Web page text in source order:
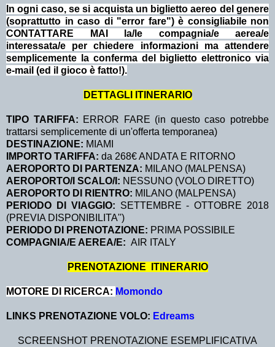
In ogni caso, se si acquista un biglietto aereo del genere
(soprattutto in caso di "error fare") è consigliabile non
CONTATTARE MAI la/le compagnia/e aerea/e
interessata/e per chiedere informazioni ma attendere
semplicemente la conferma del biglietto elettronico via
e-mail (ed il gioco è fatto!).
DETTAGLI ITINERARIO
TIPO TARIFFA: ERROR FARE (in questo caso potrebbe
trattarsi semplicemente di un'offerta temporanea)
DESTINAZIONE: MIAMI
IMPORTO TARIFFA: da 268€ ANDATA E RITORNO
AEROPORTO DI PARTENZA: MILANO (MALPENSA)
AEROPORTO/I SCALO/I: NESSUNO (VOLO DIRETTO)
AEROPORTO DI RIENTRO: MILANO (MALPENSA)
PERIODO DI VIAGGIO: SETTEMBRE - OTTOBRE 2018
(PREVIA DISPONIBILITA'')
PERIODO DI PRENOTAZIONE: PRIMA POSSIBILE
COMPAGNIA/E AEREA/E: AIR ITALY
PRENOTAZIONE ITINERARIO
MOTORE DI RICERCA: Momondo
LINKS PRENOTAZIONE VOLO: Edreams
SCREENSHOT PRENOTAZIONE ESEMPLIFICATIVA